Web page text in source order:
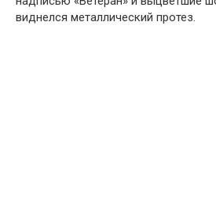
виднелся металлический протез.